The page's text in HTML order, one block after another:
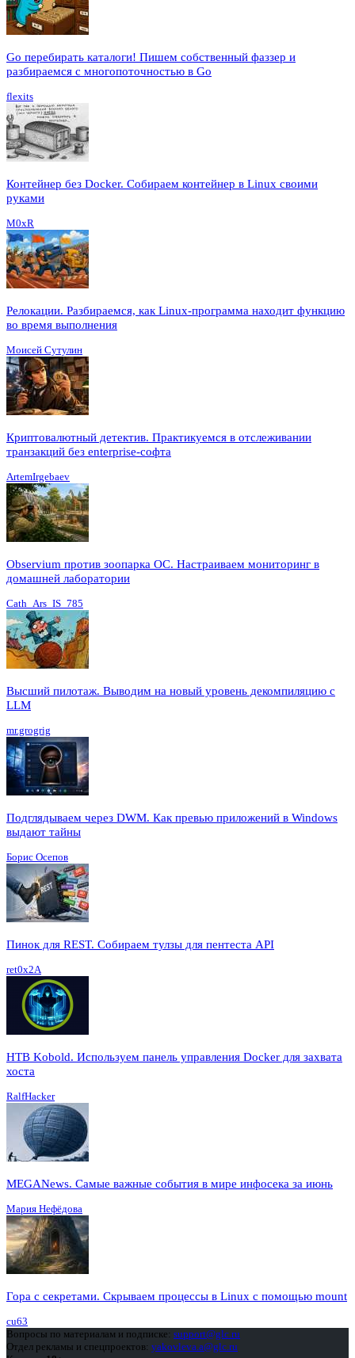
Go перебирать каталоги! Пишем собственный фаззер и
разбираемся с многопоточностью в Go
flexits
Контейнер без Docker. Собираем контейнер в Linux своими
руками
M0xR
Релокации. Разбираемся, как Linux-программа находит функцию
во время выполнения
Моисей Сутулин
Криптовалютный детектив. Практикуемся в отслеживании
транзакций без enterprise-софта
ArtemIrgebaev
Observium против зоопарка ОС. Настраиваем мониторинг в
домашней лаборатории
Cath_Ars_IS_785
Высший пилотаж. Выводим на новый уровень декомпиляцию с
LLM
mr.grogrig
Подглядываем через DWM. Как превью приложений в Windows
выдают тайны
Борис Осепов
Пинок для REST. Собираем тулзы для пентеста API
ret0x2A
HTB Kobold. Используем панель управления Docker для захвата
хоста
RalfHacker
MEGANews. Cамые важные события в мире инфосека за июнь
Мария Нефёдова
Гора с секретами. Скрываем процессы в Linux c помощью mount
cu63
Вопросы по материалам и подписке: support@glc.ru
Отдел рекламы и спецпроектов: yakovleva.a@glc.ru